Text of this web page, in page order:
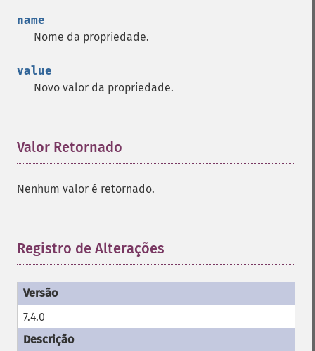
name
Nome da propriedade.
value
Novo valor da propriedade.
Valor Retornado
Nenhum valor é retornado.
Registro de Alterações
7.4.0